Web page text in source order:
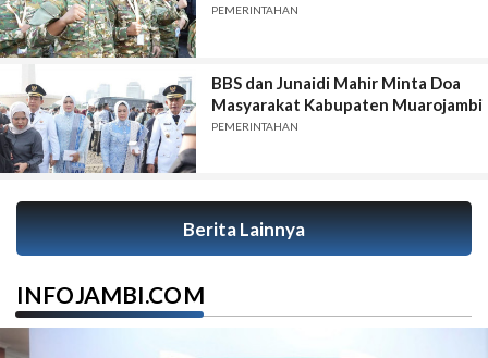
PEMERINTAHAN
BBS dan Junaidi Mahir Minta Doa
Masyarakat Kabupaten Muarojambi
PEMERINTAHAN
Berita Lainnya
INFOJAMBI.COM